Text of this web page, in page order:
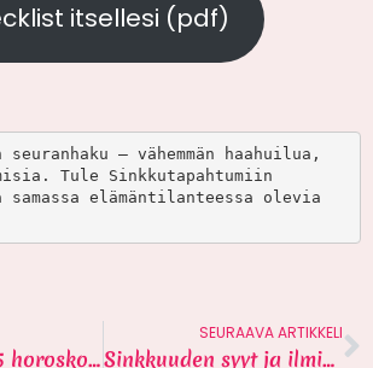
itsellesi (pdf)
– vähemmän haahuilua,
Tule Sinkkutapahtumiin
samassa elämäntilanteessa olevia
Syyskuun 2025 horoskooppi sinkuille
SEURAAVA ARTIKKELI
Sinkkuuden syyt ja ilmiöt – 30 päivän suunnitelma sinkuille